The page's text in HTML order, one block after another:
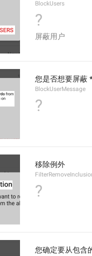
BlockUsers
?
屏蔽用户
您是否想要屏蔽
BlockUserMessage
?
移除例外
?
您确定要从包含